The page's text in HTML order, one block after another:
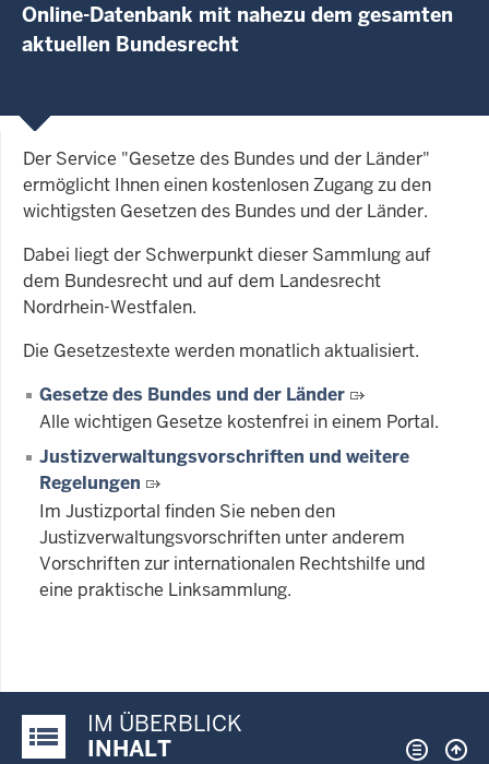
Online-Datenbank mit nahezu dem gesamten
aktuellen Bundesrecht
Der Service "Gesetze des Bundes und der Länder"
ermöglicht Ihnen einen kostenlosen Zugang zu den
wichtigsten Gesetzen des Bundes und der Länder.
Dabei liegt der Schwerpunkt dieser Sammlung auf
dem Bundesrecht und auf dem Landesrecht
Nordrhein-Westfalen.
Die Gesetzestexte werden monatlich aktualisiert.
Gesetze des Bundes und der Länder
Alle wichtigen Gesetze kostenfrei in einem Portal.
Justizverwaltungsvorschriften und weitere
Regelungen
Im Justizportal finden Sie neben den
Justizverwaltungsvorschriften unter anderem
Vorschriften zur internationalen Rechtshilfe und
eine praktische Linksammlung.
Justiz-Portal im Überblick:
IM ÜBERBLICK
INHALT